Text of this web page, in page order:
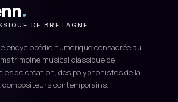
.
DE BRETAGNE
encyclopédie numérique consacrée au
musical classique de
de création, des polyphonistes de la
compositeurs contemporains.